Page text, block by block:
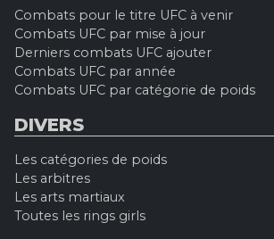
Combats pour le titre UFC à venir
Combats UFC par mise à jour
Derniers combats UFC ajouter
Combats UFC par année
Combats UFC par catégorie de poids
DIVERS
Les catégories de poids
Les arbitres
Les arts martiaux
Toutes les rings girls